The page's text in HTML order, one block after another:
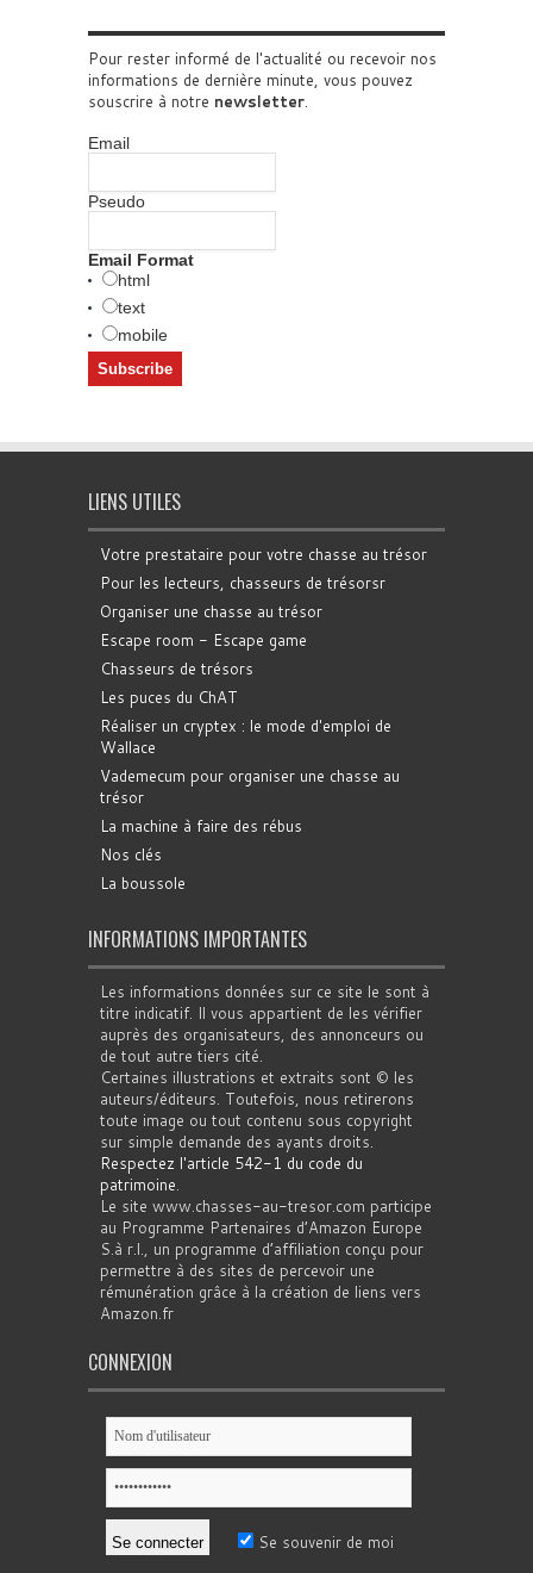
Pour rester informé de l'actualité ou recevoir nos
informations de dernière minute, vous pouvez
souscrire à notre newsletter.
Email
Pseudo
Email Format
html
text
mobile
LIENS UTILES
Votre prestataire pour votre chasse au trésor
Pour les lecteurs, chasseurs de trésorsr
Organiser une chasse au trésor
Escape room - Escape game
Chasseurs de trésors
Les puces du ChAT
Réaliser un cryptex : le mode d'emploi de
Wallace
Vademecum pour organiser une chasse au
trésor
La machine à faire des rébus
Nos clés
La boussole
INFORMATIONS IMPORTANTES
Les informations données sur ce site le sont à
titre indicatif. Il vous appartient de les vérifier
auprès des organisateurs, des annonceurs ou
de tout autre tiers cité.
Certaines illustrations et extraits sont © les
auteurs/éditeurs. Toutefois, nous retirerons
toute image ou tout contenu sous copyright
sur simple demande des ayants droits.
Respectez l'article 542-1 du code du
patrimoine.
Le site www.chasses-au-tresor.com participe
au Programme Partenaires d’Amazon Europe
S.à r.l., un programme d’affiliation conçu pour
permettre à des sites de percevoir une
rémunération grâce à la création de liens vers
Amazon.fr
CONNEXION
Se souvenir de moi